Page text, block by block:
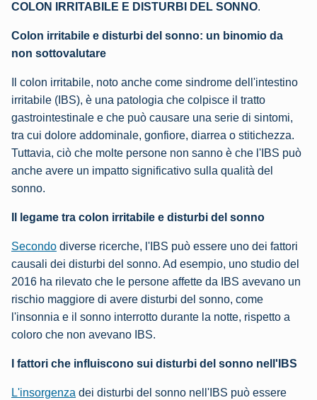
COLON IRRITABILE E DISTURBI DEL SONNO.
Colon irritabile e disturbi del sonno: un binomio da
non sottovalutare
Il colon irritabile, noto anche come sindrome dell'intestino
irritabile (IBS), è una patologia che colpisce il tratto
gastrointestinale e che può causare una serie di sintomi,
tra cui dolore addominale, gonfiore, diarrea o stitichezza.
Tuttavia, ciò che molte persone non sanno è che l'IBS può
anche avere un impatto significativo sulla qualità del
sonno.
Il legame tra colon irritabile e disturbi del sonno
Secondo diverse ricerche, l'IBS può essere uno dei fattori
causali dei disturbi del sonno. Ad esempio, uno studio del
2016 ha rilevato che le persone affette da IBS avevano un
rischio maggiore di avere disturbi del sonno, come
l'insonnia e il sonno interrotto durante la notte, rispetto a
coloro che non avevano IBS.
I fattori che influiscono sui disturbi del sonno nell'IBS
L'insorgenza dei disturbi del sonno nell'IBS può essere